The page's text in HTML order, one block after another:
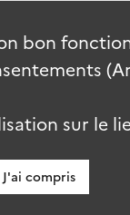
bon
sur le
J'ai compris